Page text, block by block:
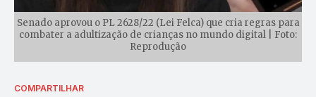
Senado aprovou o PL 2628/22 (Lei Felca) que cria regras para
combater a adultização de crianças no mundo digital | Foto:
Reprodução
COMPARTILHAR